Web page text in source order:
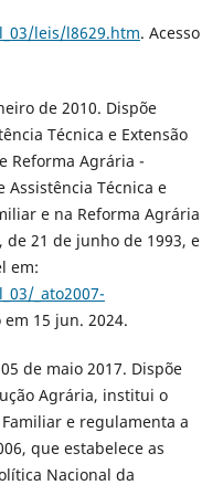
leis/l8629.htm. Acesso
de 2010. Dispõe
Técnica e Extensão
Reforma Agrária -
Assistência Técnica e
e na Reforma Agrária
de 21 de junho de 1993, e
em:
_ato2007-
em 15 jun. 2024.
de maio 2017. Dispõe
Agrária, institui o
e regulamenta a
que estabelece as
Nacional da